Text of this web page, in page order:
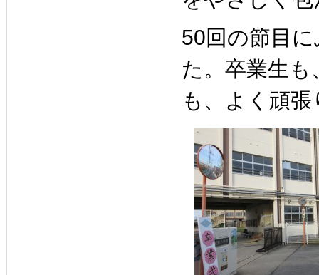
50回の節目
た。卒業生
も、よく頑